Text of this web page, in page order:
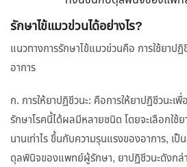
รักษาไข้แมวข่วนได้อย่างไร?
แนวทางการรักษาไข้แมวข่วนคือ การใช้ยาป
อาการ
ก. การให้ยาปฏิชีวนะ: คือการให้ยาปฏิชีวนะเ
รักษาโรคนี้ได้ผลมีหลายชนิด โดยจะเลือกใช้ย
นานเท่าไร ขึ้นกับความรุนแรงของอาการ, เป็
ดุลพินิจของแพทย์ผู้รักษา, ยาปฏิชีวนะดังกล่